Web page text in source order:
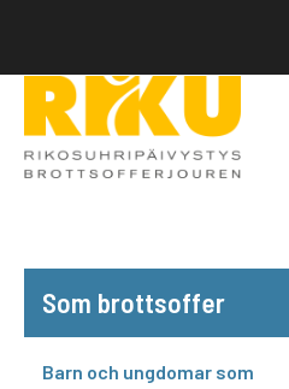
Som brottsoffer
Barn och ungdomar som